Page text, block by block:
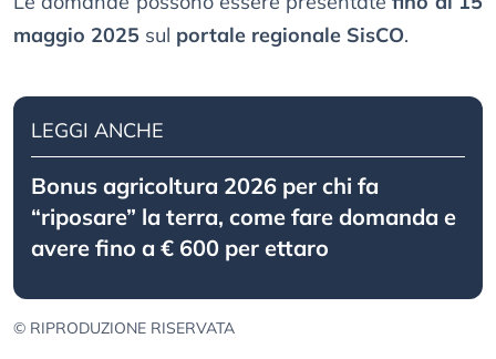
maggio 2025 sul portale regionale SisCO.
LEGGI ANCHE
Bonus agricoltura 2026 per chi fa
“riposare” la terra, come fare domanda e
avere fino a € 600 per ettaro
© RIPRODUZIONE RISERVATA